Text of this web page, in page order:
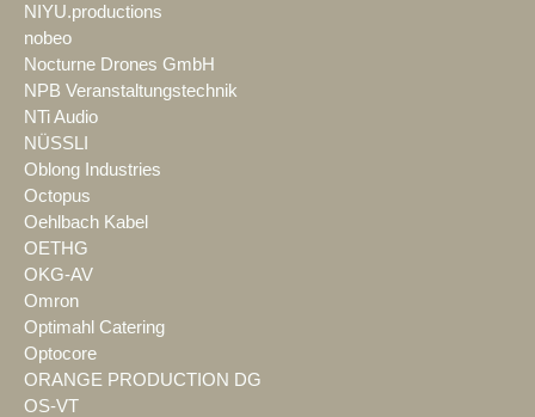
NIYU.productions
nobeo
Nocturne Drones GmbH
NPB Veranstaltungstechnik
NTi Audio
NÜSSLI
Oblong Industries
Octopus
Oehlbach Kabel
OETHG
OKG-AV
Omron
Optimahl Catering
Optocore
ORANGE PRODUCTION DG
OS-VT